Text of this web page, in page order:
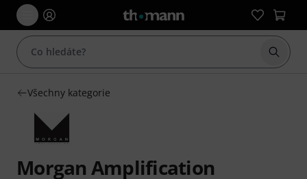
Začít
Všechny kategorie
Morgan Amplification